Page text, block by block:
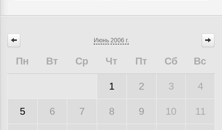
Июнь 2006 г.
Пн Вт Ср Чт Пт Сб Вс
1 2 3 4
5 6 7 8 9 10 11